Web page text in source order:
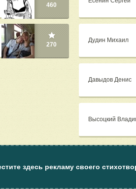
460
270
Дудин Михаил
Давыдов Денис
Высоцкий
здесь рекламу своего